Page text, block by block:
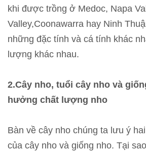
khi được trồng ở Medoc, Napa
Valley,Coonawarra hay Ninh
những đặc tính và cá tính khác
lượng khác nhau.
2.Cây nho, tuổi cây nho và
hưởng chất lượng nho
Bàn về cây nho chúng ta lưu ý
của cây nho và giống nho. Tại